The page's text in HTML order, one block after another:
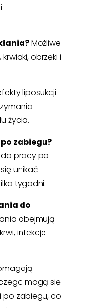
Możliwe
obrzęki i
liposukcji
życia.
zabiegu?
pracy po
unikać
tygodni.
do
obejmują
infekcje
mogą się
po zabiegu, co